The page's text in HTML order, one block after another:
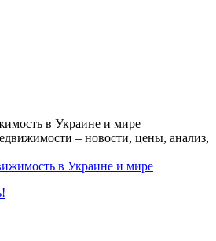
в Украине и мире
– новости, цены, анализ,